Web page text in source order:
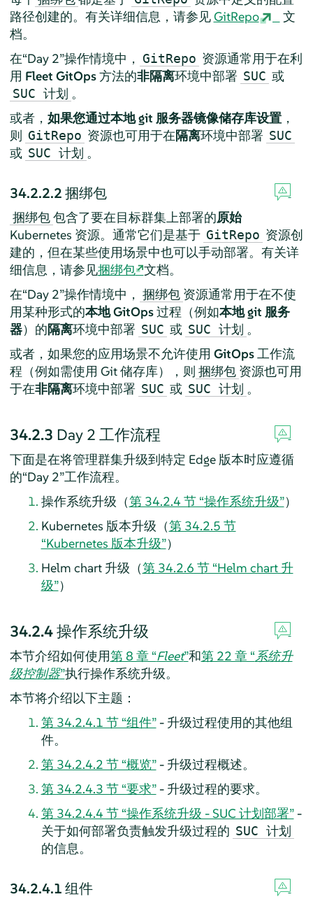
路径创建的。有关详细信息，请参见GitRepo
文
档。
在“Day 2”操作情境中， GitRepo 资源通常用于在利
用 Fleet GitOps方法的非隔离环境中部署 SUC 或
SUC 计划 。
或者， 如果您通过本地 git 服务器镜像储存库设置，
则 GitRepo 资源也可用于在隔离环境中部署 SUC
或 SUC 计划 。
34.2.2.2捆绑包
捆绑包 包含了要在目标群集上部署的原始
Kubernetes 资源。通常它们是基于 GitRepo 资源创
建的，但在某些使用场景中也可以手动部署。有关详
细信息，请参见捆绑包 文档。
在“Day 2”操作情境中， 捆绑包 资源通常用于在不使
用某种形式的本地 GitOps过程（例如本地 git 服务
器）的隔离环境中部署 SUC 或 SUC 计划 。
或者，如果您的应用场景不允许使用 GitOps工作流
程（例如需使用 Git 储存库），则 捆绑包 资源也可用
于在非隔离环境中部署 SUC 或 SUC 计划 。
34.2.3 Day 2 工作流程
下面是在将管理群集升级到特定 Edge 版本时应遵循
的“Day 2”工作流程。
操作系统升级（第 34.2.4 节 “操作系统升级”）
Kubernetes 版本升级（第 34.2.5 节
“Kubernetes 版本升级”）
Helm chart 升级（第 34.2.6 节 “Helm chart 升
级”）
34.2.4操作系统升级
本节介绍如何使用第 8 章 “Fleet”和第 22 章 “系统升
级控制器”执行操作系统升级。
本节将介绍以下主题：
第 34.2.4.1 节 “组件”- 升级过程使用的其他组
件。
第 34.2.4.2 节 “概览”- 升级过程概述。
第 34.2.4.3 节 “要求”- 升级过程的要求。
第 34.2.4.4 节 “操作系统升级 - SUC 计划部署”-
关于如何部署负责触发升级过程的 SUC 计划
的信息。
34.2.4.1组件